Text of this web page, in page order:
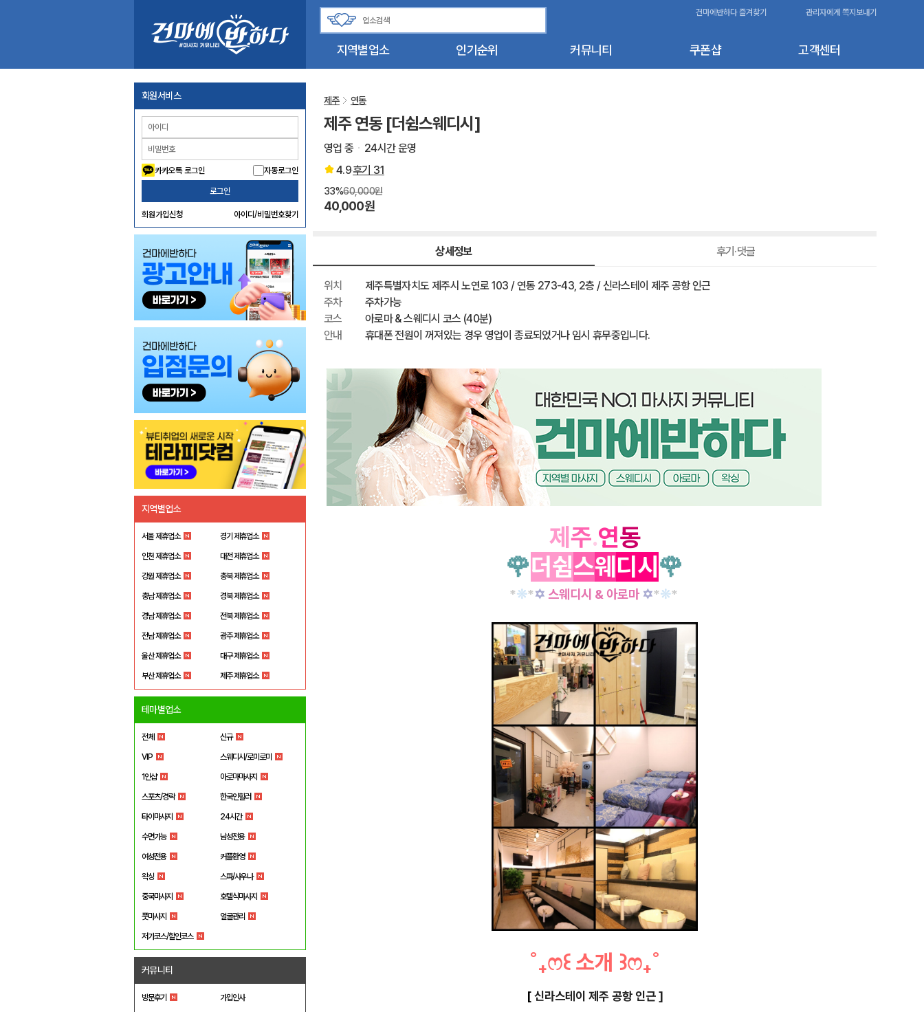
지역별업소 인기순위 커뮤니티 쿠폰샵 고객센터
건마에반하다 즐겨찾기 관리자에게 쪽지보내기
회원서비스
카카오톡 로그인 자동로그인
로그인
회원가입신청 아이디/비밀번호찾기
지역별업소
서울 제휴업소 경기 제휴업소
인천 제휴업소 대전 제휴업소
강원 제휴업소 충북 제휴업소
충남 제휴업소 경북 제휴업소
경남 제휴업소 전북 제휴업소
전남 제휴업소 광주 제휴업소
울산 제휴업소 대구 제휴업소
부산 제휴업소 제주 제휴업소
테마별업소
전체 신규
VIP 스웨디시/로미로미
1인샵 아로마마사지
스포츠/경락 한국인힐러
타이마사지 24시간
수면가능 남성전용
여성전용 커플환영
왁싱 스파/사우나
중국마사지 호텔식마사지
풋마사지 얼굴관리
저가코스/할인코스
커뮤니티
방문후기 가입인사
제주 연동
제주 연동 [더쉼스웨디시]
영업 중
24시간 운영
4.9후기 31
33%60,000원
40,000원
상세정보 후기·댓글
위치
제주특별자치도 제주시 노연로 103 / 연동 273-43, 2층 / 신라스테이 제주 공항 인근
주차
주차가능
코스
아로마 & 스웨디시 코스 (40분)
안내
휴대폰 전원이 꺼져있는 경우 영업이 종료되었거나 임시 휴무중입니다.
제 주.연동
🌹더쉼스웨 디시 🌹
*❊*✡ 스웨디시 & 아로마 ✡*❊*
˚₊ෆ꒰ 소개 ꒱ෆ₊˚
[ 신라스테이 제주 공항 인근 ]